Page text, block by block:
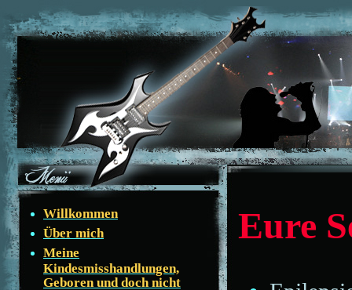
Willkommen
Über mich
Meine
Kindesmisshandlungen,
Geboren und doch nicht
Eure